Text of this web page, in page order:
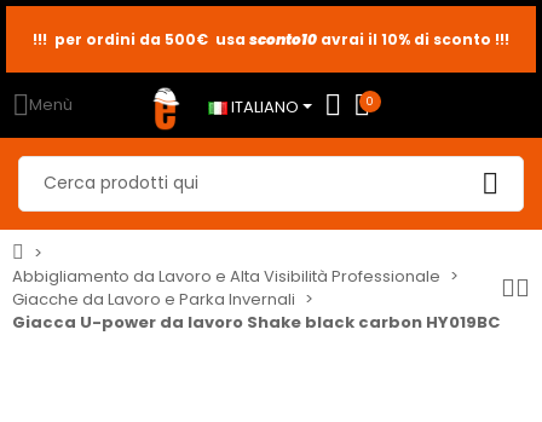
sconto2
sconto5
!!! per ordini da 500€ usa sconto10 avrai il 10% di sconto !!!
Menù ITALIANO 0
Abbigliamento da Lavoro e Alta Visibilità Professionale
Giacche da Lavoro e Parka Invernali
Giacca U-power da lavoro Shake black carbon HY019BC